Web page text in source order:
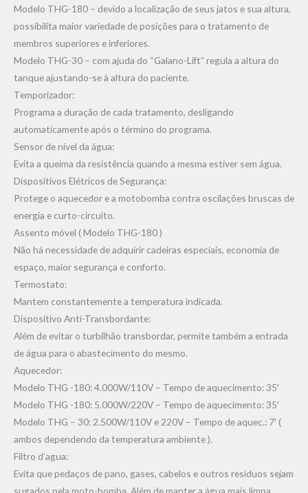
Modelo THG-180 – devido a localização de seus jatos e sua altura,
possibilita maior variedade de posições para o tratamento de
membros superiores e inferiores.
Modelo THG-30 – com ajuda do “Galano-Lift” regula a altura do
tanque ajustando-se à altura do paciente.
Temporizador:
Programa a duração de cada tratamento, desligando
automaticamente após o término do programa.
Sensor de nível da água:
Evita a queima da resistência quando a mesma estiver sem água.
Dispositivos Elétricos de Segurança:
Protege o aquecedor e a motobomba contra oscilações bruscas de
energia e curto-circuito.
Assento móvel ( Modelo THG-180 )
Não há necessidade de adquirir cadeiras especiais, economia de
espaço, maior segurança e conforto.
Termostato:
Mantem constantemente a temperatura indicada.
Dispositivo Anti-Transbordante:
Além de evitar o turbilhão transbordar, permite também a entrada
de água para o abastecimento do mesmo.
Aquecedor:
Modelo THG -180: 4.000W/110V – Tempo de aquecimento: 35′
Modelo THG -180: 5.000W/220V – Tempo de aquecimento: 35′
Modelo THG – 30: 2.500W/110V e 220V – Tempo de aquec.: 7′ (
ambos dependendo da temperatura ambiente ).
Filtro d’agua:
Evita que pedaços de pano, gases, cabelos e outros resíduos sejam